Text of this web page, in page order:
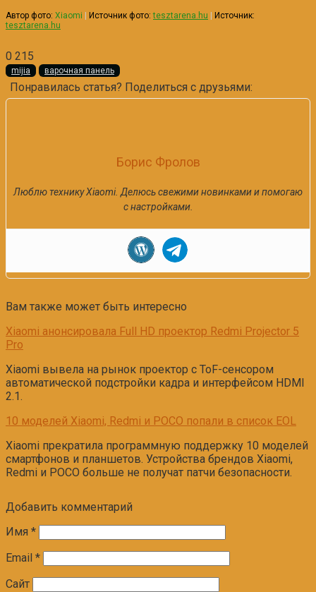
Автор фото: Xiaomi | Источник фото:tesztarena.hu | Источник:
tesztarena.hu
0 215
mijia варочная панель
Понравилась статья? Поделиться с друзьями:
Борис Фролов
Люблю технику Xiaomi. Делюсь свежими новинками и помогаю
с настройками.
Вам также может быть интересно
Xiaomi анонсировала Full HD проектор Redmi Projector 5
Pro
Xiaomi вывела на рынок проектор с ToF-сенсором
автоматической подстройки кадра и интерфейсом HDMI
2.1.
10 моделей Xiaomi, Redmi и POCO попали в список EOL
Xiaomi прекратила программную поддержку 10 моделей
смартфонов и планшетов. Устройства брендов Xiaomi,
Redmi и POCO больше не получат патчи безопасности.
Добавить комментарий
Имя *
Email *
Сайт